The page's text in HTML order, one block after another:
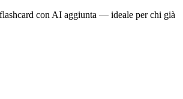
con AI aggiunta — ideale per chi già